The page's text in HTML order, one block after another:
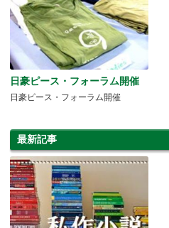
日豪ピース・フォーラム開催
日豪ピース・フォーラム開催
最新記事